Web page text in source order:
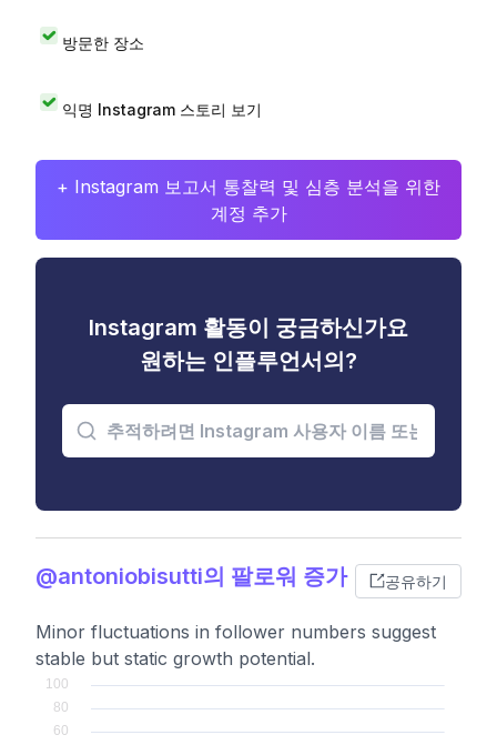
방문한 장소
익명 Instagram 스토리 보기
+ Instagram 보고서 통찰력 및 심층 분석을 위한
계정 추가
Instagram 활동이 궁금하신가요
원하는 인플루언서의?
@antoniobisutti의 팔로워 증가 공유하기
Minor fluctuations in follower numbers suggest
stable but static growth potential.